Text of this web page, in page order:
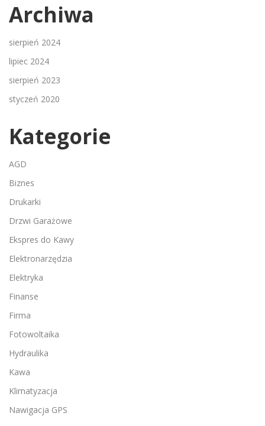
Archiwa
sierpień 2024
lipiec 2024
sierpień 2023
styczeń 2020
Kategorie
AGD
Biznes
Drukarki
Drzwi Garażowe
Ekspres do Kawy
Elektronarzędzia
Elektryka
Finanse
Firma
Fotowoltaika
Hydraulika
Kawa
Klimatyzacja
Nawigacja GPS